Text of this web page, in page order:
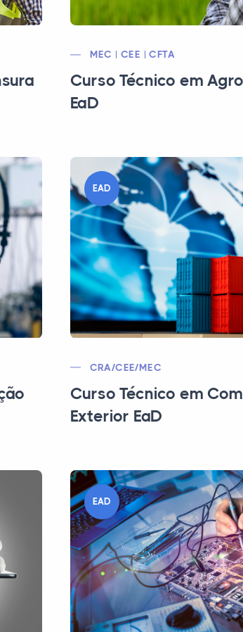
MEC | CEE | CFTA
Curso Técnico em
EaD
EAD
CRA/CEE/MEC
Curso Técnico em
Exterior EaD
EAD